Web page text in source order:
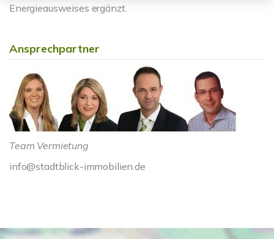
Energieausweises ergänzt.
Ansprechpartner
Team Vermietung
info@stadtblick-immobilien.de